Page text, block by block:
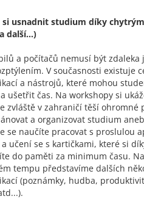
si usnadnit studium díky
další...)
a počítačů nemusí být zdaleka
V současnosti existuje
a nástrojů, které mohou
ušetřit čas. Na workshopy si
zvláště v zahraničí těší ohromné
a organizovat studium
se naučíte pracovat s proslulou
učení se s kartičkami, které si
do paměti za minimum času.
tempu představíme dalších
(poznámky, hudba,